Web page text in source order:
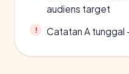
audiens target
Catatan A